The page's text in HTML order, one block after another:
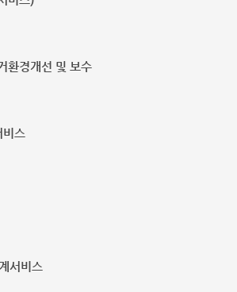
경개선 및 보수
스
서비스